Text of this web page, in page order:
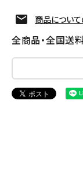
商品につい
全商品・全国送